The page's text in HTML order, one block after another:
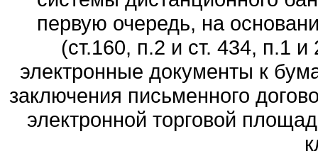
первую очередь, на
(ст.160, п.2 и ст. 434, п.1
электронные документы к
заключения письменного
электронной торговой